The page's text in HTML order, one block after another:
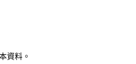
資料。